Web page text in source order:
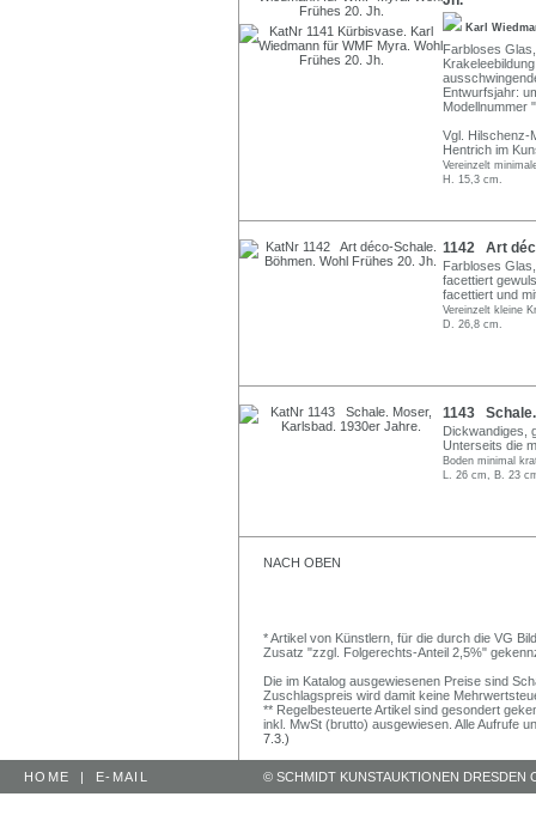
Karl
Farbloses
Entwurfsjahr:
Modellnummer
Vgl. Hilschenz-
Hentrich im
Vereinzelt
H. 15,3 cm.
1142 Art
Farbloses
facettiert
facettiert und
Vereinzelt kleine
D. 26,8 cm.
1143
Dickwandiges,
Unterseits die
Boden minimal
L. 26 cm, B. 23
NACH OBEN
* Artikel von Künstlern, für die durch die VG
Zusatz "zzgl. Folgerechts-Anteil 2,5%"
Die im Katalog ausgewiesenen Preise sind
Zuschlagspreis wird damit keine
** Regelbesteuerte Artikel sind gesondert
inkl. MwSt (brutto) ausgewiesen. Alle Aufrufe
7.3.)
HOME | E-MAIL © SCHMIDT KUNSTAUKTIONEN DRESDEN